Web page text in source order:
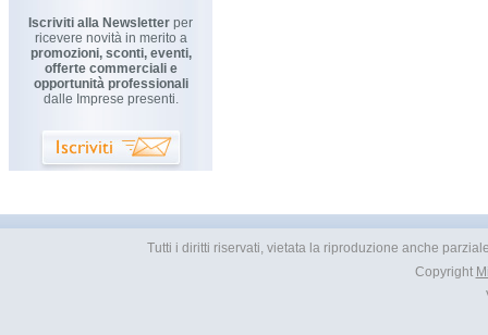
Iscriviti alla Newsletter per
ricevere novità in merito a
promozioni, sconti, eventi,
offerte commerciali e
opportunità professionali
dalle Imprese presenti.
Tutti i diritti riservati, vietata la riproduzione anche
Copyright